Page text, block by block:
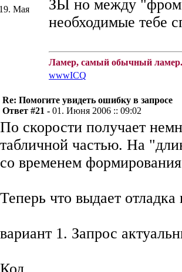
Мая
ЗЫ но между
необходимые тебе
Ламер, самый обычный
wwwICQ
Re: Помогите увидеть ошибку в запросе
Ответ #21 - 01. Июня 2006 :: 09:02
По скорости получает
табличной частью. На
со временем
Теперь что выдает
вариант 1. Запрос